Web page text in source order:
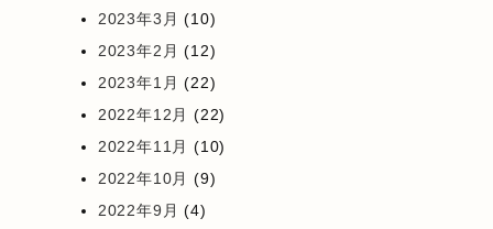
2023年3月 (10)
2023年2月 (12)
2023年1月 (22)
2022年12月 (22)
2022年11月 (10)
2022年10月 (9)
2022年9月 (4)